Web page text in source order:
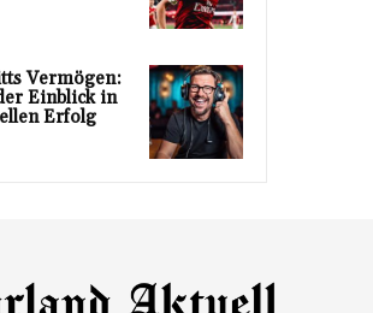
Vermögen:
Einblick in
Erfolg